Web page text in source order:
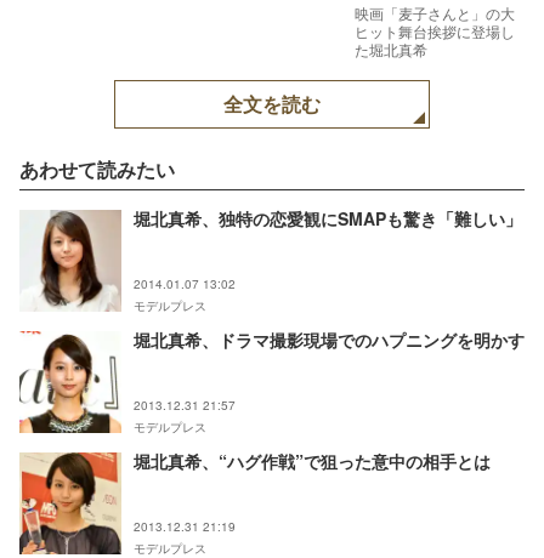
映画「麦子さんと」の大
ヒット舞台挨拶に登場し
た堀北真希
全文を読む
あわせて読みたい
堀北真希、独特の恋愛観にSMAPも驚き「難しい」
2014.01.07 13:02
モデルプレス
堀北真希、ドラマ撮影現場でのハプニングを明かす
2013.12.31 21:57
モデルプレス
堀北真希、“ハグ作戦”で狙った意中の相手とは
2013.12.31 21:19
モデルプレス